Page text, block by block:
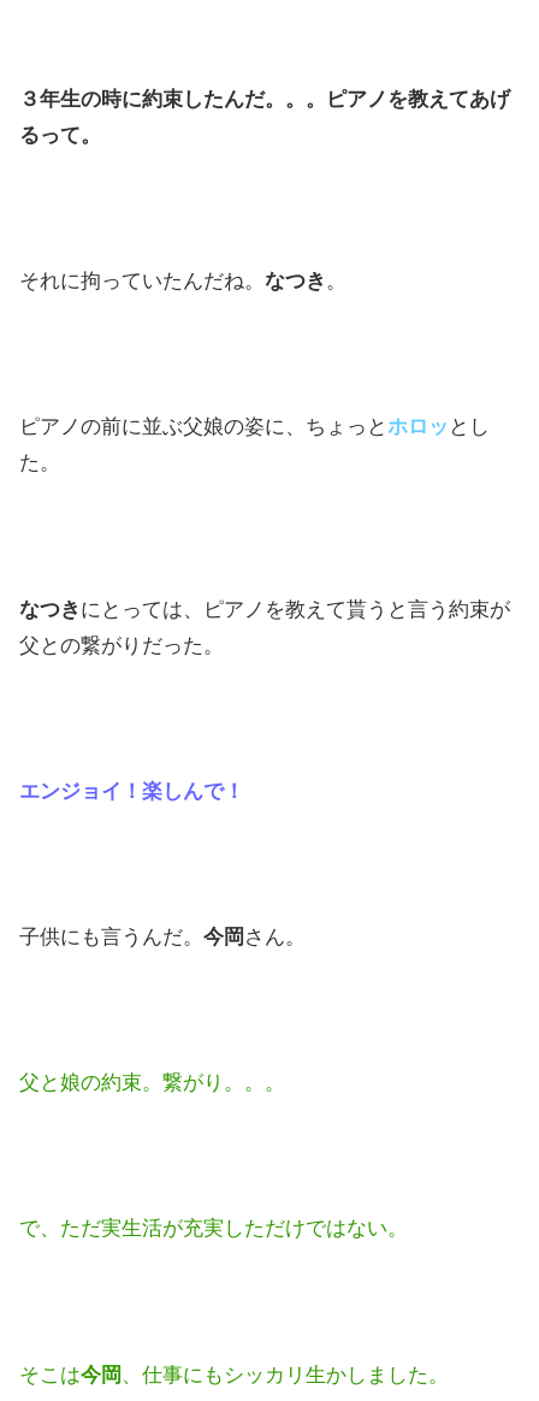
３年生の時に約束したんだ。。。ピアノを教えてあげ
るって。
それに拘っていたんだね。 なつき 。
ピアノの前に並ぶ父娘の姿に、ちょっとホロッ とし
た。
なつき にとっては、ピアノを教えて貰うと言う約束が
父との繋がりだった。
エンジョイ！楽しんで！
子供にも言うんだ。 今岡 さん。
父と娘の約束。繋がり。。。
で、ただ実生活が充実しただけではない。
そこは今岡 、仕事にもシッカリ生かしました。